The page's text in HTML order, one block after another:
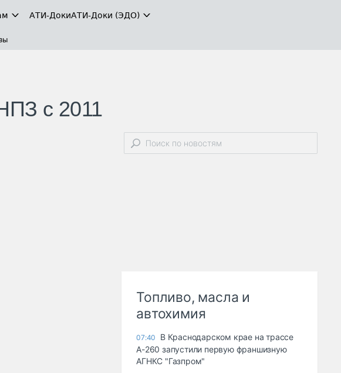
АТИ-ДокиАТИ-Доки (ЭДО)
с 2011
Топливо, масла и
автохимия
07:40
В Краснодарском крае на трассе
А-260 запустили первую франшизную
АГНКС "Газпром"